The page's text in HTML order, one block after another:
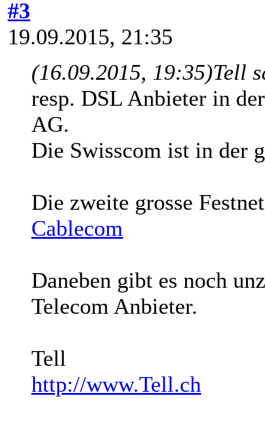
#3
19.09.2015, 21:35
(16.09.2015, 19:35)Tell
resp. DSL Anbieter in
AG.
Die Swisscom ist in der
Die zweite grosse
Cablecom
Daneben gibt es noch
Telecom Anbieter.
Tell
http://www.Tell.ch